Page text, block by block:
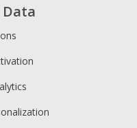
Data